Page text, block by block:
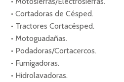
• Cortadoras de Césped.
• Tractores Cortacésped.
• Motoguadañas.
• Podadoras/Cortacercos.
• Fumigadoras.
• Hidrolavadoras.